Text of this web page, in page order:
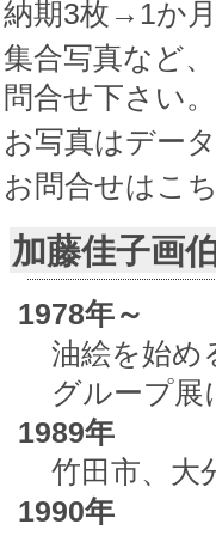
納期3枚→1か
集合写真など
問合せ下さい。
お写真はデー
お問合せはこ
加藤佳子画
1978年～
油絵を始め
グループ展
1989年
竹田市、大
1990年